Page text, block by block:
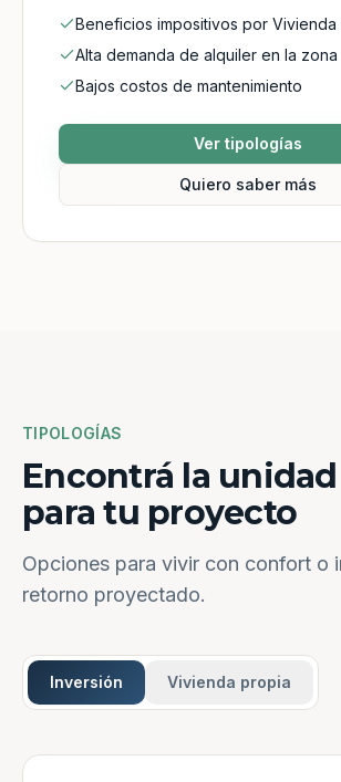
Beneficios impositivos por Vivienda
Alta demanda de alquiler en la zona
Bajos costos de mantenimiento
Ver tipologías
Quiero saber más
TIPOLOGÍAS
Encontrá la
para tu proyecto
Opciones para vivir con confort o
retorno proyectado.
Inversión Vivienda propia